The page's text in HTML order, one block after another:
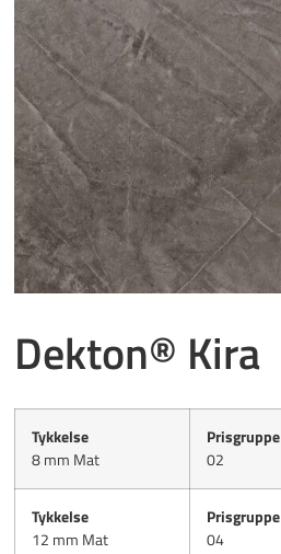
Dekton® Kira
Tykkelse
8 mm Mat
Prisgruppe
02
Tykkelse
12 mm Mat
Prisgruppe
04